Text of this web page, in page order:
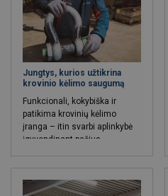
Jungtys, kurios užtikrina
krovinio kėlimo saugumą
Funkcionali, kokybiška ir
patikima krovinių kėlimo
įranga – itin svarbi aplinkybė
įgyvendinant pačius
Galingi, didelę keliamą galią
turintys keltuvai nesudėtingai